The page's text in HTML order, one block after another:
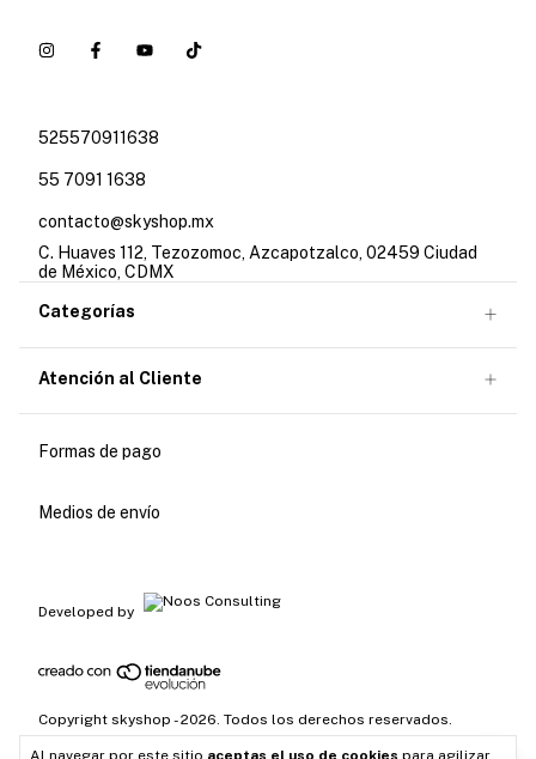
Al navegar por este sitio aceptas el uso de cookies para agilizar
525570911638
55 7091 1638
contacto@skyshop.mx
C. Huaves 112, Tezozomoc, Azcapotzalco, 02459 Ciudad
de México, CDMX
Categorías
Atención al Cliente
Formas de pago
Medios de envío
Developed by
Copyright skyshop - 2026. Todos los derechos reservados.